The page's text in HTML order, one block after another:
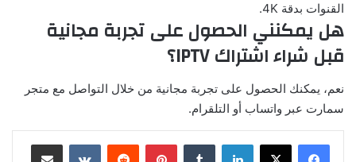
القنوات بدقة 4K.
هل يمكنني الحصول على تجربة مجانية
قبل شراء اشتراك IPTV؟
نعم، يمكنك الحصول على تجربة مجانية من خلال التواصل مع متجر
سمارت عبر واتساب أو التلقرام.
لينكدإن بينتيريست مشاركة عبر البريد